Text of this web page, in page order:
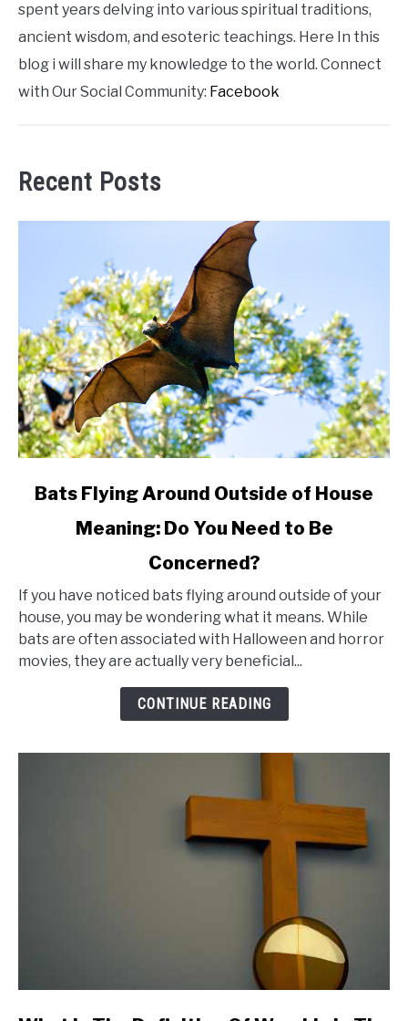
spent years delving into various spiritual traditions,
ancient wisdom, and esoteric teachings. Here In this
blog i will share my knowledge to the world. Connect
with Our Social Community: Facebook
Recent Posts
link
Around
Outside
of
House
Bats Flying Around Outside of House
Meaning: Do You Need to Be
Concerned?
If you have noticed bats flying around outside of your
house, you may be wondering what it means. While
bats are often associated with Halloween and horror
movies, they are actually very beneficial...
CONTINUE READING